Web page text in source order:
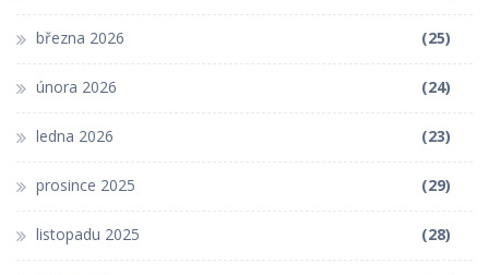
března 2026 (25)
února 2026 (24)
ledna 2026 (23)
prosince 2025 (29)
listopadu 2025 (28)